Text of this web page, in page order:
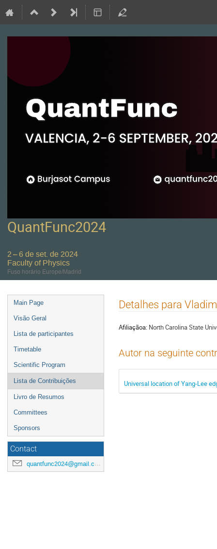
QuantFunc2024
2 – 6 de set. de 2024
Faculty of Physics
Fuso horário Europe/Madrid
Event
menu
Main Page
Visão Geral
Lista de participantes
Timetable
Scientific Program
Lista de Contribuições
Livro de Resumos
Committees
Sponsors
Contact
quantfunc2024@gmail.com
Detalhes para
Afiliaçãoa: North Carolina State
Autor na seguinte
Universal location of Yang-Lee